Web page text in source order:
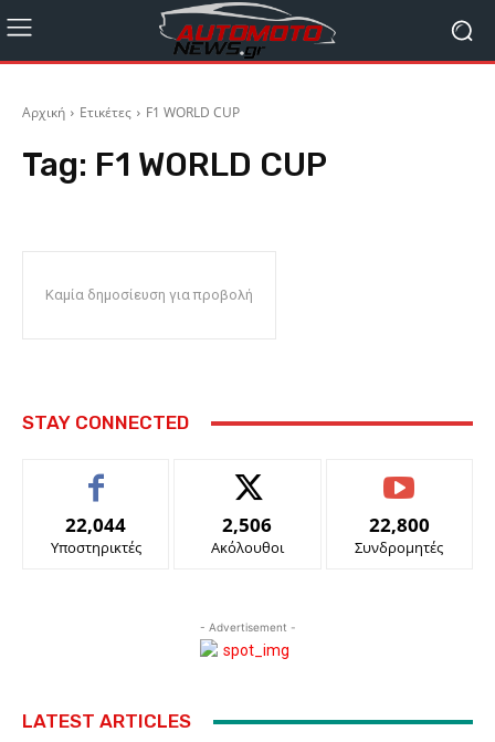
Αρχική Ετικέτες F1 WORLD CUP
Tag: F1 WORLD CUP
Καμία δημοσίευση για προβολή
STAY CONNECTED
22,044
Υποστηρικτές
2,506
Ακόλουθοι
22,800
Συνδρομητές
- Advertisement -
LATEST ARTICLES